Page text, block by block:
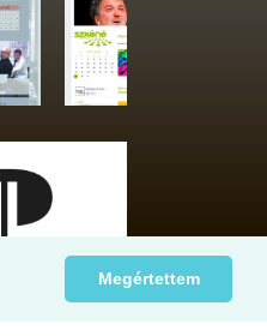
Megértettem